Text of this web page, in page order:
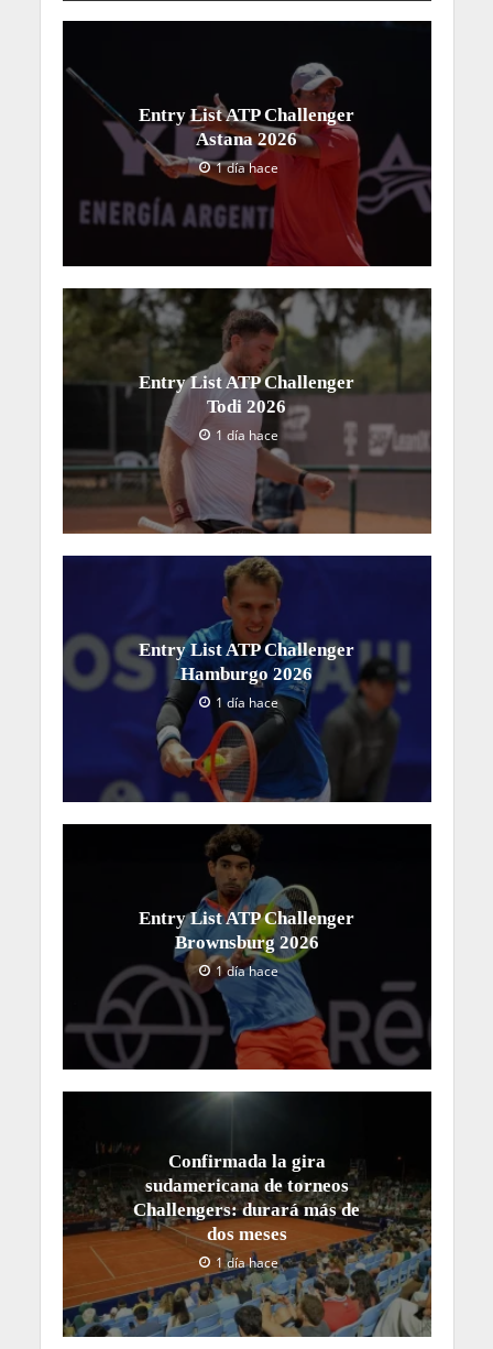
Entry List ATP Challenger
Astana 2026
1 día hace
Entry List ATP Challenger
Todi 2026
1 día hace
Entry List ATP Challenger
Hamburgo 2026
1 día hace
Entry List ATP Challenger
Brownsburg 2026
1 día hace
Confirmada la gira
sudamericana de torneos
Challengers: durará más de
dos meses
1 día hace